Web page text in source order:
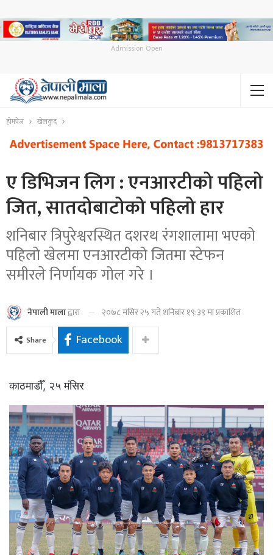
Admission Open
होमपेज खेलकुद
ए डिभिजन लिग : एनआरटीको पहिलो
जित, सातदोबाटोको पहिलो हार
शनिबार त्रिपुरेश्वरस्थित दशरथ रंगशालामा भएको
पहिलो खेलमा एनआरटीको जितमा स्टेफन
समीरले निर्णायक गोल गरे ।
नेपाली मालाद्वारा २०७८ मंसिर २५ गते शनिबार १९:३९ मा प्रकाशित
Share Facebook
काठमाडौँ, २५ मंसिर